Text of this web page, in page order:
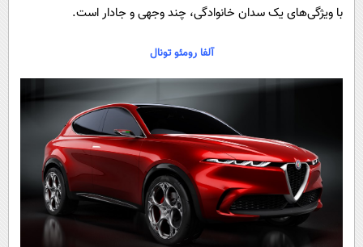
با ویژگی‌های یک سدان خانوادگی، چند وجهی و جادار است.
آلفا رومئو تونال